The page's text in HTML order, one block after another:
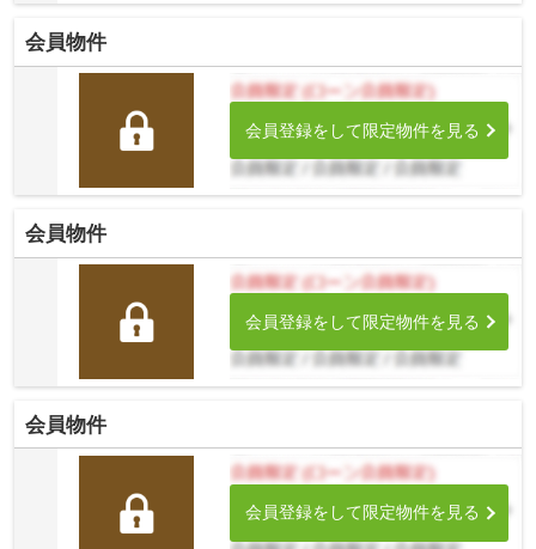
会員物件
会員登録をして限定物件を見る
会員物件
会員登録をして限定物件を見る
会員物件
会員登録をして限定物件を見る